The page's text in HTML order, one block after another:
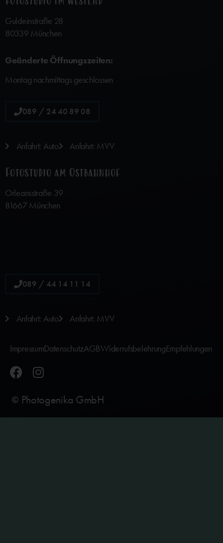
Guldeinstraße 28
80339 München
Geänderte Öffnungszeiten:
Montag nachmittags geschlossen
089 / 24 40 89 08
Anfahrt: Auto Anfahrt: MVV
Fotostudio am Ostbahnhof
Orleansstraße 39
81667 München
089 / 44 14 11 14
Anfahrt: Auto Anfahrt: MVV
ImpressumDatenschutzAGBWiderrufsbelehrungEmpfehlungen
Photogenika GmbH